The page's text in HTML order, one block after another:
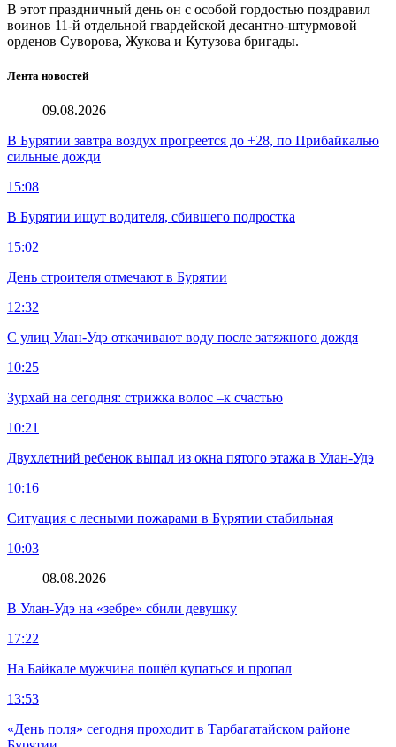
В этот праздничный день он с особой гордостью поздравил
воинов 11-й отдельной гвардейской десантно-штурмовой
орденов Суворова, Жукова и Кутузова бригады.
Лента новостей
09.08.2026
В Бурятии завтра воздух прогреется до +28, по Прибайкалью
сильные дожди
15:08
В Бурятии ищут водителя, сбившего подростка
15:02
День строителя отмечают в Бурятии
12:32
С улиц Улан-Удэ откачивают воду после затяжного дождя
10:25
Зурхай на сегодня: стрижка волос –к счастью
10:21
Двухлетний ребенок выпал из окна пятого этажа в Улан-Удэ
10:16
Ситуация с лесными пожарами в Бурятии стабильная
10:03
08.08.2026
В Улан-Удэ на «зебре» сбили девушку
17:22
На Байкале мужчина пошёл купаться и пропал
13:53
«День поля» сегодня проходит в Тарбагатайском районе